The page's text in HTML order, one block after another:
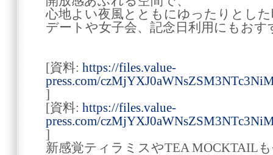
心地よい夜風とともにゆったりとし
デートや女子会、記念日利用にもおす
[資料: https://files.value-
press.com/
]
[資料: https://files.value-
press.com/
]
新感覚ティラミスやTEA MOCKTAIL